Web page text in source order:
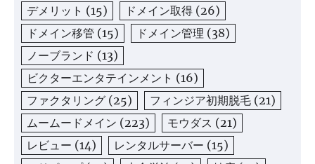
デメリット (15) ドメイン取得 (26)
ドメイン移管 (15) ドメイン管理 (38)
ノーブランド (13)
ビクターエンタテインメント (16)
ファクタリング (25) フィンジア初期脱毛 (21)
ムームードメイン (223) モウダス (21)
レビュー (14) レンタルサーバー (15)